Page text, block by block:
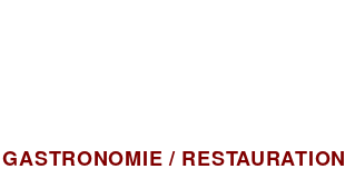
GASTRONOMIE / RESTAURATION